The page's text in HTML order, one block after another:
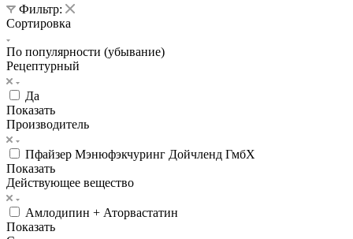
Фильтр:
Сортировка
По популярности (убывание)
Рецептурный
Да
Показать
Производитель
Пфайзер Мэнюфэкчуринг Дойчленд ГмбХ
Показать
Действующее вещество
Амлодипин + Аторвастатин
Показать